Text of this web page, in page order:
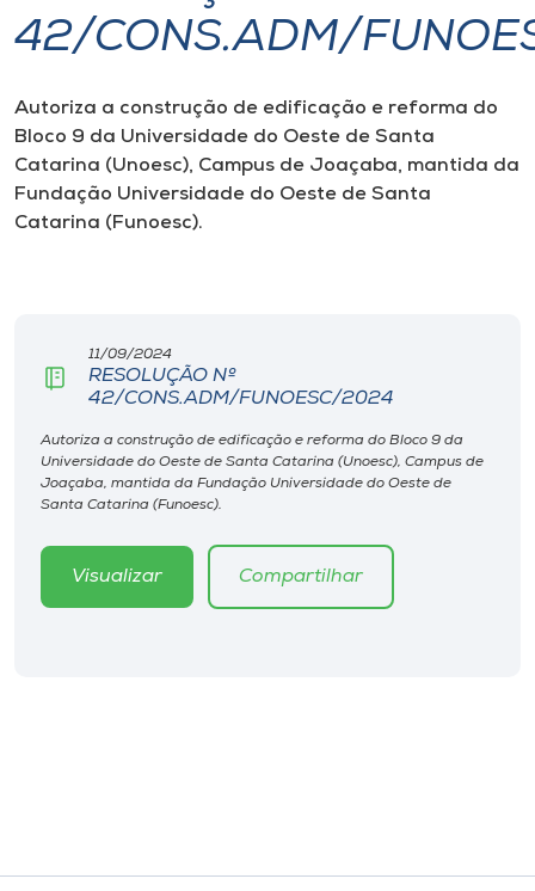
I.nova
Diplomados
Cultura
Editora
Rádio
Museu
42/CONS.ADM/
Autoriza a construção de edificação e reforma do
Bloco 9 da Universidade do Oeste de Santa
Catarina (Unoesc), Campus de Joaçaba, mantida da
Fundação Universidade do Oeste de Santa
Catarina (Funoesc).
11/09/2024
RESOLUÇÃO Nº
42/CONS.ADM/FUNOESC/2024
Autoriza a construção de edificação e reforma do Bloco 9 da
Universidade do Oeste de Santa Catarina (Unoesc), Campus de
Joaçaba, mantida da Fundação Universidade do Oeste de
Santa Catarina (Funoesc).
Visualizar Compartilhar